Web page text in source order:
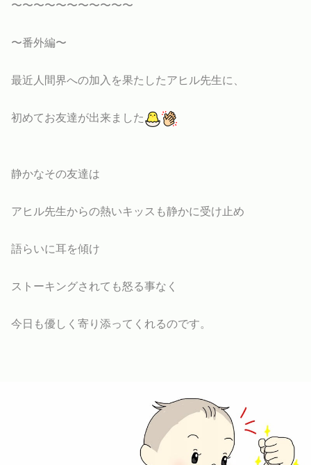
〜〜〜〜〜〜〜〜〜〜〜
〜番外編〜
最近人間界への加入を果たしたアヒル先生に、
初めてお友達が出来ました
静かなその友達は
アヒル先生からの熱いキッスも静かに受け止め
語らいに耳を傾け
ストーキングされても怒る事なく
今日も優しく寄り添ってくれるのです。